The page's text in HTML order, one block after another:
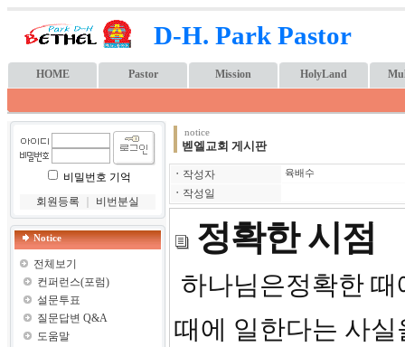
D-H. Park Pastor
HOME Pastor Mission HolyLand
비밀번호 기억
회원등록
비번분실
Notice
전체보기
컨퍼런스(포럼)
설문투표
질문답변 Q&A
도움말
notice
벧엘교회 게시판
ㆍ 작성자 육배수
ㆍ 작성일
정확한 시점
하나님은정확한
때에 일한다는 사